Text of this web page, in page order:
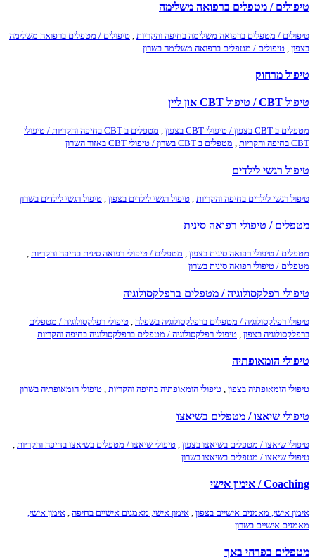
טיפולים / מטפלים ברפואה משלימה
טיפולים / מטפלים ברפואה משלימה בחיפה והקריות
טיפולים / מטפלים ברפואה משלימה
בצפון טיפולים / מטפלים ברפואה משלימה בשרון
טיפול מרחוק
טיפול CBT / טיפול CBT און ליין
מטפלים ב CBT בצפון / טיפולי CBT בצפון ,
מטפלים ב CBT בחיפה והקריות / טיפולי
CBT בחיפה והקריות
, מטפלים ב CBT בשרון / טיפולי CBT באזור השרון
טיפול רגשי לילדים
טיפול רגשי לילדים בחיפה והקריות טיפול רגשי לילדים בצפון טיפול רגשי לילדים בשרון
מטפלים / טיפולי רפואה סינית
מטפלים / טיפולי רפואה סינית בצפון , מטפלים / טיפולי רפואה סינית בחיפה והקריות ,
מטפלים / טיפולי רפואה סינית בשרון
טיפולי רפלקסולוגיה / מטפלים ברפלקסולוגיה
טיפולי רפלקסולוגיה / מטפלים ברפלקסולוגיה בשפלה טיפולי רפלקסולוגיה / מטפלים
ברפלקסולוגיה בצפון טיפולי רפלקסולוגיה / מטפלים ברפלקסולוגיה בחיפה והקריות
טיפולי הומאופתיה
טיפולי הומאופתיה בצפון , טיפולי הומאופתיה בחיפה והקריות , טיפולי הומאופתיה בשרון
טיפולי שיאצו / מטפלים בשיאצו
טיפולי שיאצו / מטפלים בשיאצו בצפון טיפולי שיאצו / מטפלים בשיאצו בחיפה והקריות
טיפולי שיאצו / מטפלים בשיאצו בשרון
Coaching / אימון אישי
אימון אישי, מאמנים אישיים בצפון אימון אישי, מאמנים אישיים בחיפה אימון אישי,
מאמנים אישיים בשרון
מטפלים בפרחי באך